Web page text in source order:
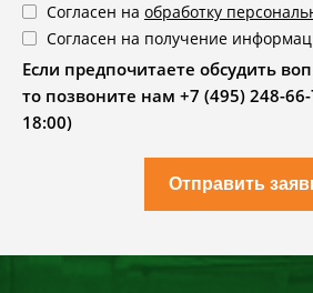
Согласен на обработку
Согласен на получение
Если предпочитаете обсудить
то позвоните нам +7 (495) 248-
18:00)
Отправить